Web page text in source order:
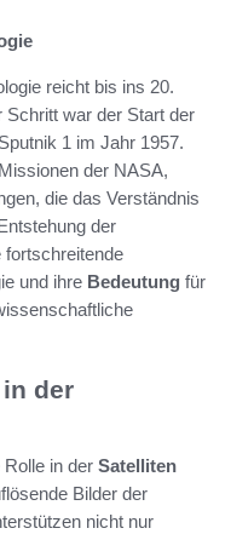
reicht bis ins 20.
war der Start der
1 im Jahr 1957.
der NASA,
die das Verständnis
der
fortschreitende
und ihre Bedeutung für
der
in der Satelliten
Bilder der
nicht nur